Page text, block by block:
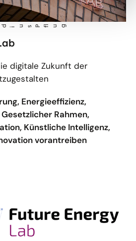
lug
digitale Zukunft der
Energieeffizienz,
Rahmen,
Künstliche Intelligenz,
vorantreiben